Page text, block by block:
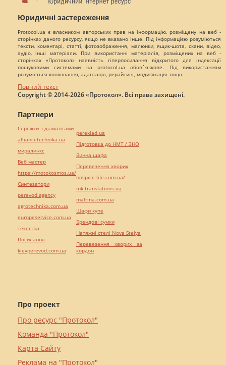
Юридичні застереження
Protocol.ua є власником авторських прав на інформацію, розміщену на веб -
сторінках даного ресурсу, якщо не вказано інше. Під інформацією розуміються
тексти, коментарі, статті, фотозображення, малюнки, ящик-шота, скани, відео,
аудіо, інші матеріали. При використанні матеріалів, розміщених на веб -
сторінках «Протокол» наявність гіперпосилання відкритого для індексації
пошуковими системами на protocol.ua обов`язкове. Під використанням
розуміється копіювання, адаптація, рерайтинг, модифікація тощо.
Повний текст
Copyright © 2014-2026 «Протокол». Всі права захищені.
Про проект
Про ресурс "Протокол"
Команда "Протокол"
Карта Сайту
Реклама на "Протокол"
Партнери
Сережки з діамантами
alliancetechnika.ua
миралинкс
Веб мастер
https://motokosmos.ua/
Синтезатори
perevod.agency
agrotechnika.com.ua
europeservice.com.ua
текст юа
Посилання
kievperevod.com.ua
pereklad.ua
Підготовка до НМТ / ЗНО
Винна шафа
Перевезення хворих
hospice-life.com.ua/
mk-translations.ua
maltina.com.ua
Шафи купе
Брендові сумки
Натяжні стелі Nova Stelya
Перевезення хворих за
кордон